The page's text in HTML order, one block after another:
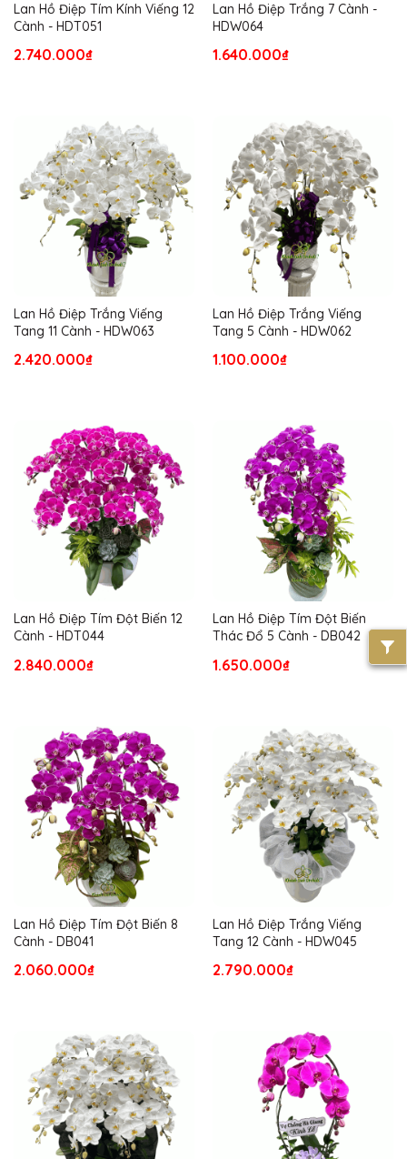
Lan Hồ Điệp Tím Kính Viếng 12
Cành - HDT051
2.740.000₫
Lan Hồ Điệp Trắng 7 Cành -
HDW064
1.640.000₫
Lan Hồ Điệp Trắng Viếng
Tang 11 Cành - HDW063
2.420.000₫
Lan Hồ Điệp Trắng Viếng
Tang 5 Cành - HDW062
1.100.000₫
Lan Hồ Điệp Tím Đột Biến 12
Cành - HDT044
2.840.000₫
Lan Hồ Điệp Tím Đột Biến
Thác Đổ 5 Cành - DB042
1.650.000₫
Lan Hồ Điệp Tím Đột Biến 8
Cành - DB041
2.060.000₫
Lan Hồ Điệp Trắng Viếng
Tang 12 Cành - HDW045
2.790.000₫